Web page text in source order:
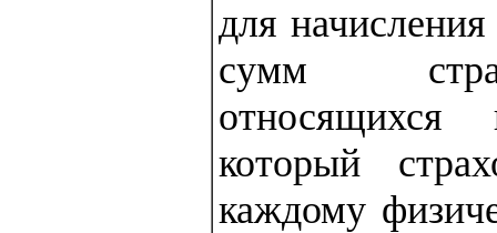
для
сумм
который
каждому